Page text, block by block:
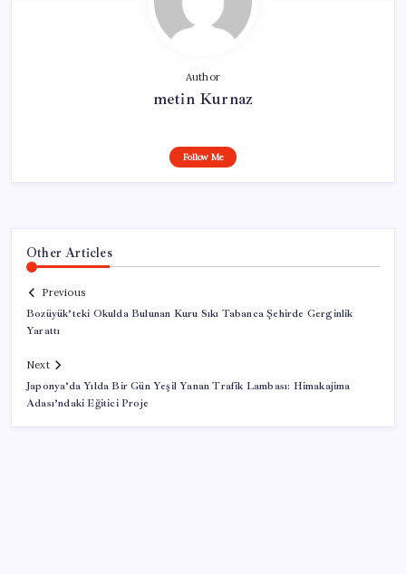
Author
metin Kurnaz
Follow Me
Other Articles
Previous
Bozüyük’teki Okulda Bulunan Kuru Sıkı Tabanca Şehirde Gerginlik
Yarattı
Next
Japonya’da Yılda Bir Gün Yeşil Yanan Trafik Lambası: Himakajima
Adası’ndaki Eğitici Proje